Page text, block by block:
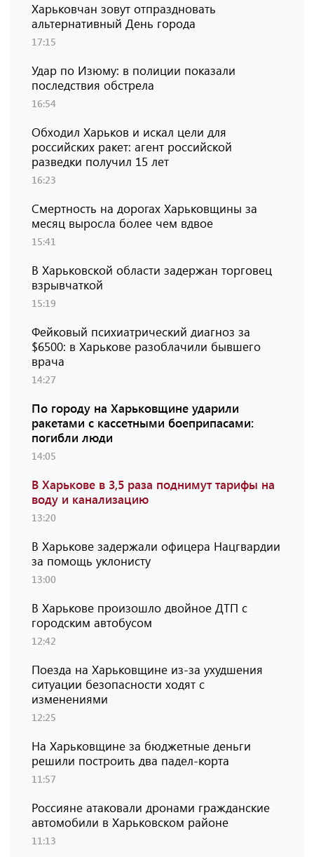
Харьковчан зовут отпраздновать
альтернативный День города
17:15
Удар по Изюму: в полиции показали
последствия обстрела
16:54
Обходил Харьков и искал цели для
российских ракет: агент российской
разведки получил 15 лет
16:23
Смертность на дорогах Харьковщины за
месяц выросла более чем вдвое
15:41
В Харьковской области задержан торговец
взрывчаткой
15:19
Фейковый психиатрический диагноз за
$6500: в Харькове разоблачили бывшего
врача
14:27
По городу на Харьковщине ударили
ракетами с кассетными боеприпасами:
погибли люди
14:05
В Харькове в 3,5 раза поднимут тарифы на
воду и канализацию
13:20
В Харькове задержали офицера Нацгвардии
за помощь уклонисту
13:00
В Харькове произошло двойное ДТП с
городским автобусом
12:42
Поезда на Харьковщине из-за ухудшения
ситуации безопасности ходят с
изменениями
12:25
На Харьковщине за бюджетные деньги
решили построить два падел-корта
11:57
Россияне атаковали дронами гражданские
автомобили в Харьковском районе
11:13